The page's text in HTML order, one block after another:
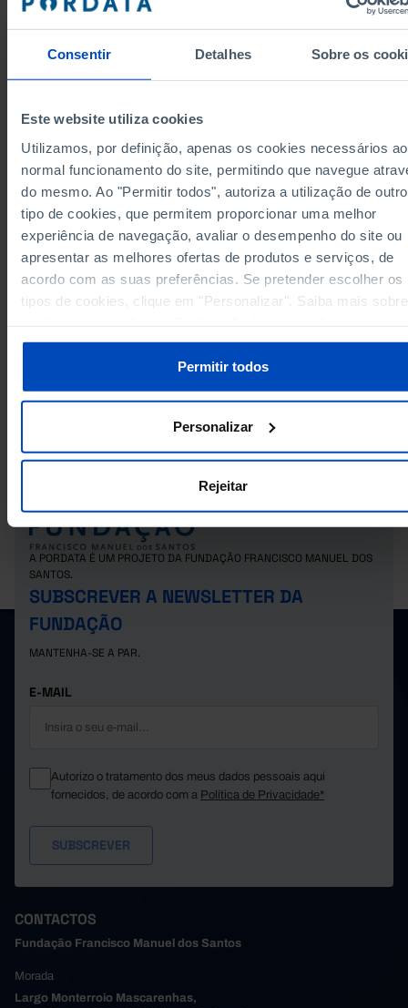
Consentir Detalhes Sobre os
Este website utiliza cookies
Utilizamos, por definição, apenas os cookies necessários ao
normal funcionamento do site, permitindo que navegue
do mesmo. Ao "Permitir todos", autoriza a utilização de outro
tipo de cookies, que permitem proporcionar uma melhor
experiência de navegação, avaliar o desempenho do site ou
apresentar as melhores ofertas de produtos e serviços, de
acordo com as suas preferências. Se pretender escolher os
tipos de cookies, clique em "Personalizar". Saiba mais sobre
Política de Cookies.
Permitir todos
Personalizar
Rejeitar
Alentejo
1.362,8
Região Autónoma dos Açores
210,6 187,1
295,9
Região Autónoma dos Açores
210,6 Pro187,1
295,9
Dados de acordo com a versão 2024 da
das Unidades Territoriais para Fins Estatísticos
(NUTS). Para obter dados de NUTS II e III, versão
atualizados até Janeiro 2024, consulte o arquivo
disponívelaqui.
Fontes/Entidades: INE, PORDATA
Valor acrescentado bruto das empresas não financeiras: total e por setor
A PORDATA É UM PROJETO DA FUNDAÇÃO FRANCISCO MANUEL DOS
SANTOS.
SUBSCREVER A NEWSLETTER DA
FUNDAÇÃO
MANTENHA-SE A PAR.
E-MAIL
Autorizo o tratamento dos meus dados pessoais aqui
fornecidos, de acordo com a Política de Privacidade*
CONTACTOS
Fundação Francisco Manuel dos Santos
Morada
Largo Monterroio Mascarenhas,